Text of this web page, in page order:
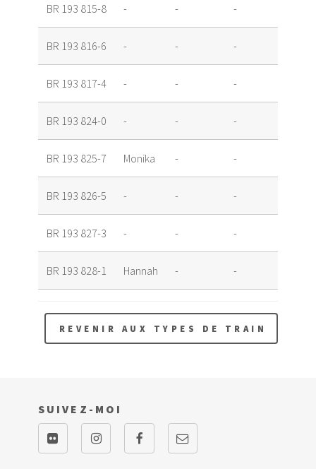
BR 193 815-8 - - -
BR 193 816-6 - - -
BR 193 817-4 - - -
BR 193 824-0 - - -
BR 193 825-7 Monika - -
BR 193 826-5 - - -
BR 193 827-3 - - -
BR 193 828-1 Hannah - -
REVENIR AUX TYPES DE TRAIN
SUIVEZ-MOI